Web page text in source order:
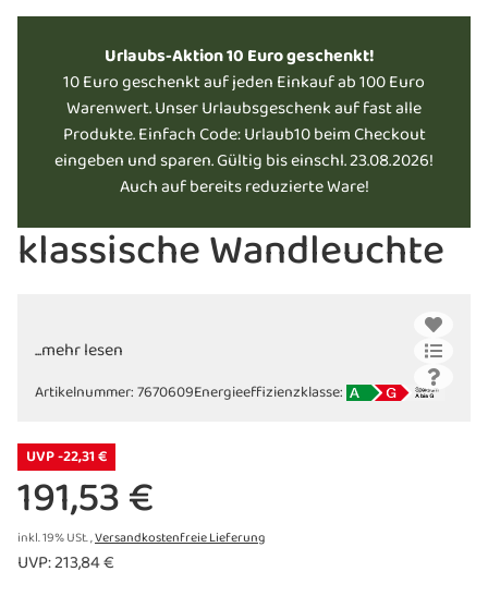
Urlaubs-Aktion 10 Euro geschenkt!
10 Euro geschenkt auf jeden Einkauf ab 100 Euro
Warenwert. Unser Urlaubsgeschenk auf fast alle
Produkte. Einfach Code: Urlaub10 beim Checkout
eingeben und sparen. Gültig bis einschl. 23.08.2026!
Auch auf bereits reduzierte Ware!
klassische Wandleuchte
...mehr lesen
Artikelnummer:7670609Energieeffizienzklasse:
UVP -22,31 €
191,53 €
inkl. 19% USt. ,Versandkostenfreie Lieferung
UVP:213,84 €